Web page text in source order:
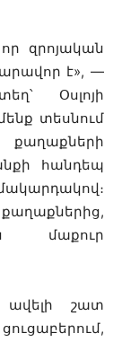
զրոյական
է», —
Օսլոյի
տեսնում
հանդեպ
մաքուր
շատ